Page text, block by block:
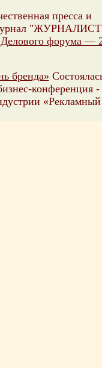
пресса и
Журнал
форума —
бренда»
конференция -
«Рекламный